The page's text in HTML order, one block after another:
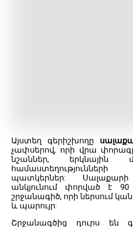
Այստեղ գերիշխողը
չափսերով, որի վրա
նշաններ, երկնային
պատկերներ:
անկյունում փորված է
շրջանագիծ, որի ներսում
և պարույր:
Շրջանագծից դուրս են